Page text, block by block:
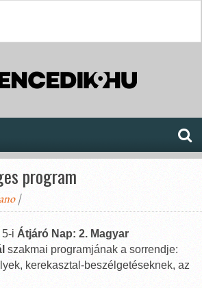
program
|
i Átjáró Nap: 2. Magyar
szakmai programjának a sorrendje:
kerekasztal-beszélgetéseknek, az